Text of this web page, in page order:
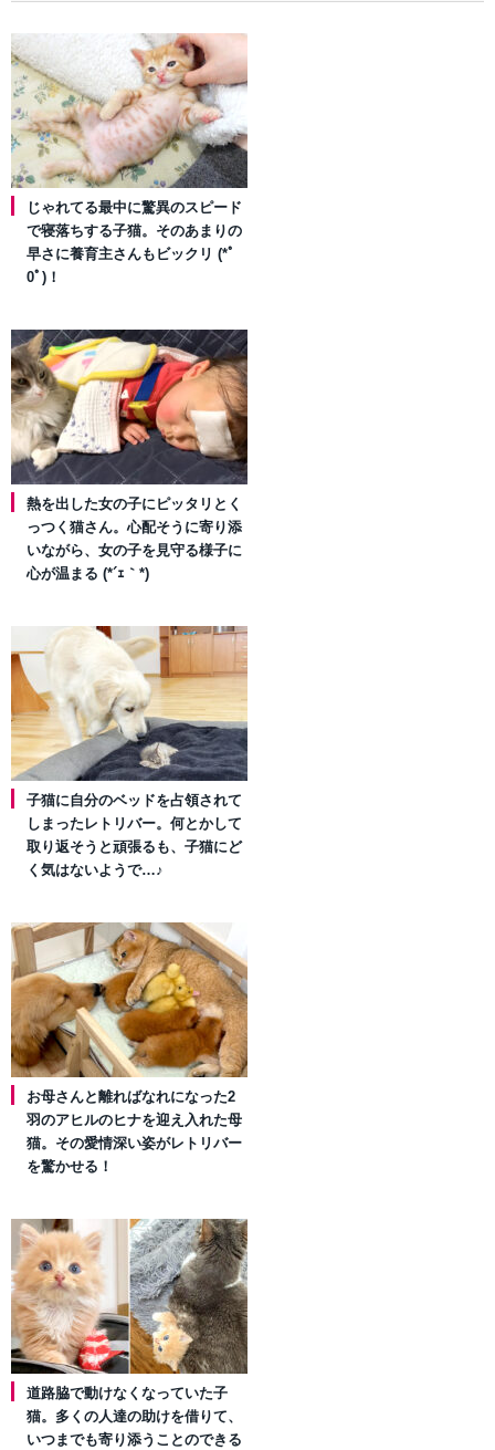
じゃれてる最中に驚異のスピード
で寝落ちする子猫。そのあまりの
早さに養育主さんもビックリ (*ﾟ
0ﾟ)！
熱を出した女の子にピッタリとく
っつく猫さん。心配そうに寄り添
いながら、女の子を見守る様子に
心が温まる (*´ｪ｀*)
子猫に自分のベッドを占領されて
しまったレトリバー。何とかして
取り返そうと頑張るも、子猫にど
く気はないようで…♪
お母さんと離ればなれになった2
羽のアヒルのヒナを迎え入れた母
猫。その愛情深い姿がレトリバー
を驚かせる！
道路脇で動けなくなっていた子
猫。多くの人達の助けを借りて、
いつまでも寄り添うことのできる